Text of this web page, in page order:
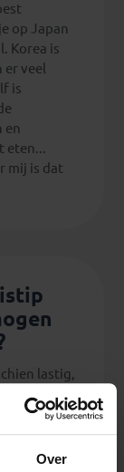
Over
op Japan
Korea is
veel
is
en
eten...
mij is dat
lastig,
nodig.